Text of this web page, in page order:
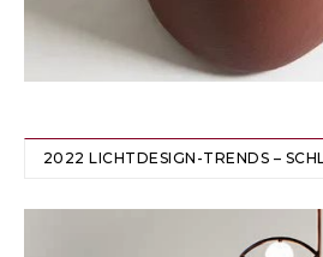
2022 LICHTDESIGN-TRENDS –